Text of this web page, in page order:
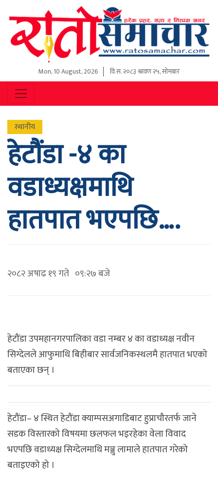
Mon, 10 August, 2026 वि.स.२०८३ श्रावण २५, सोमबार
स्थानीय
हेटौंडा -४ का
वडाध्यक्षमाथि
हातपात भएपछि….
२०८२ अषाढ १९ गते ०९:२७ बजे
हेटौंडा उपमहानगरपालिका वडा नम्बर ४ का वडाध्यक्ष नवीन
सिग्देलले आफुमाथि बिहीबार सार्वजनिकस्थलमै हातपात भएको
बताएका छन् ।
हेटौंडा– ४ स्थित हेटौंडा क्याम्पसअगाडिबाट हुप्राचौरतर्फ जाने
सडक विस्तारको विषयमा छलफल भइरहेका वेला विवाद
भएपछि वडाध्यक्ष सिग्देलमाथि मञ्जु लामाले हातपात गरेको
बताइएको हो ।